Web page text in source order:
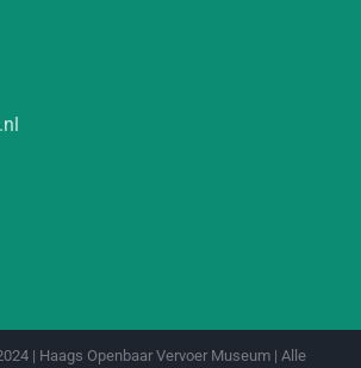
| Haags Openbaar Vervoer Museum | Alle